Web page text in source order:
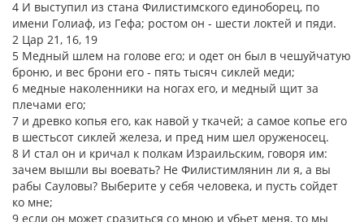
4 И выступил из стана Филистимского единоборец, по
имени Голиаф, из Гефа; ростом он - шести локтей и пяди.
2 Цар 21, 16, 19
5 Медный шлем на голове его; и одет он был в чешуйчатую
броню, и вес брони его - пять тысяч сиклей меди;
6 медные наколенники на ногах его, и медный щит за
плечами его;
7 и древко копья его, как навой у ткачей; а самое копье его
в шестьсот сиклей железа, и пред ним шел оруженосец.
8 И стал он и кричал к полкам Израильским, говоря им:
зачем вышли вы воевать? Не Филистимлянин ли я, а вы
рабы Сауловы? Выберите у себя человека, и пусть сойдет
ко мне;
9 если он может сразиться со мною и убьет меня, то мы